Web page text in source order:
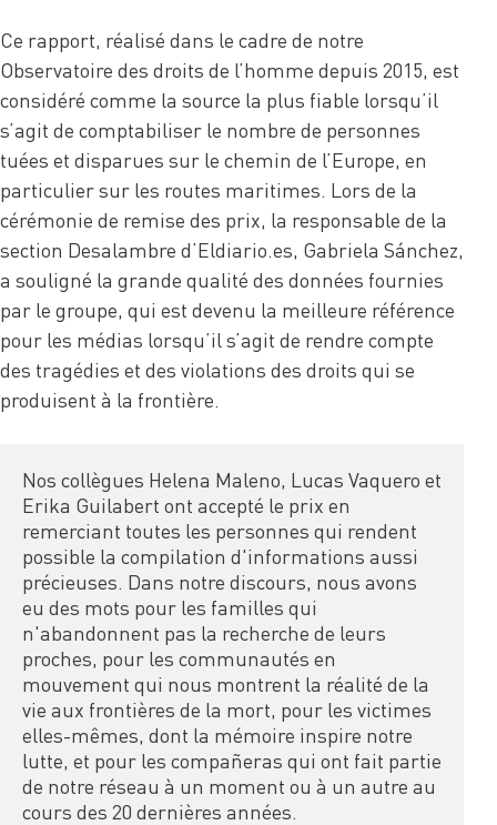
Ce rapport, réalisé dans le cadre de notre
Observatoire des droits de l’homme depuis 2015, est
considéré comme la source la plus fiable lorsqu’il
s’agit de comptabiliser le nombre de personnes
tuées et disparues sur le chemin de l’Europe, en
particulier sur les routes maritimes. Lors de la
cérémonie de remise des prix, la responsable de la
section Desalambre d’Eldiario.es, Gabriela Sánchez,
a souligné la grande qualité des données fournies
par le groupe, qui est devenu la meilleure référence
pour les médias lorsqu’il s’agit de rendre compte
des tragédies et des violations des droits qui se
produisent à la frontière.
Nos collègues Helena Maleno, Lucas Vaquero et
Erika Guilabert ont accepté le prix en
remerciant toutes les personnes qui rendent
possible la compilation d'informations aussi
précieuses. Dans notre discours, nous avons
eu des mots pour les familles qui
n'abandonnent pas la recherche de leurs
proches, pour les communautés en
mouvement qui nous montrent la réalité de la
vie aux frontières de la mort, pour les victimes
elles-mêmes, dont la mémoire inspire notre
lutte, et pour les compañeras qui ont fait partie
de notre réseau à un moment ou à un autre au
cours des 20 dernières années.